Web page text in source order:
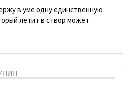
в уме одну единственную
летит в створ может